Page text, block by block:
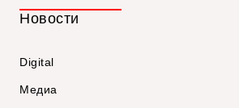
Новости
Digital
Медиа